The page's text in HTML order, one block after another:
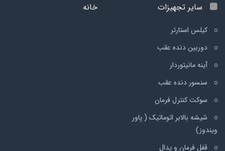
سایر تجهیزات
کیلس استارتر
دوربین دنده عقب
آینه مانیتوردار
سنسور دنده عقب
سوکت کنترل فرمان
شیشه بالابر اتوماتیک ( پاور
ویندوز)
قفل فرمان و پدال
خانه